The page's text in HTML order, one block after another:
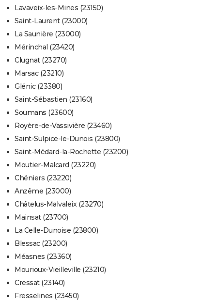
Lavaveix-les-Mines (23150)
Saint-Laurent (23000)
La Saunière (23000)
Mérinchal (23420)
Clugnat (23270)
Marsac (23210)
Glénic (23380)
Saint-Sébastien (23160)
Soumans (23600)
Royère-de-Vassivière (23460)
Saint-Sulpice-le-Dunois (23800)
Saint-Médard-la-Rochette (23200)
Moutier-Malcard (23220)
Chéniers (23220)
Anzême (23000)
Châtelus-Malvaleix (23270)
Mainsat (23700)
La Celle-Dunoise (23800)
Blessac (23200)
Méasnes (23360)
Mourioux-Vieilleville (23210)
Cressat (23140)
Fresselines (23450)